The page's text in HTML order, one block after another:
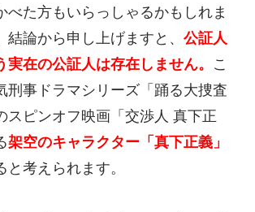
べた方もいらっしゃるかもしれま
結論から申し上げますと、 公証人
実在の公証人は存在しません。
こ
刑事ドラマシリーズ「踊る大捜査
スピンオフ映画「交渉人 真下正
架空のキャラクター「真下正義」
考えられます。